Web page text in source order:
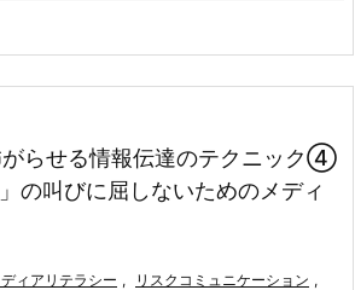
らせる情報伝達のテクニック④
の叫びに屈しないためのメディ
ディアリテラシー , リスクコミュニケーション ,